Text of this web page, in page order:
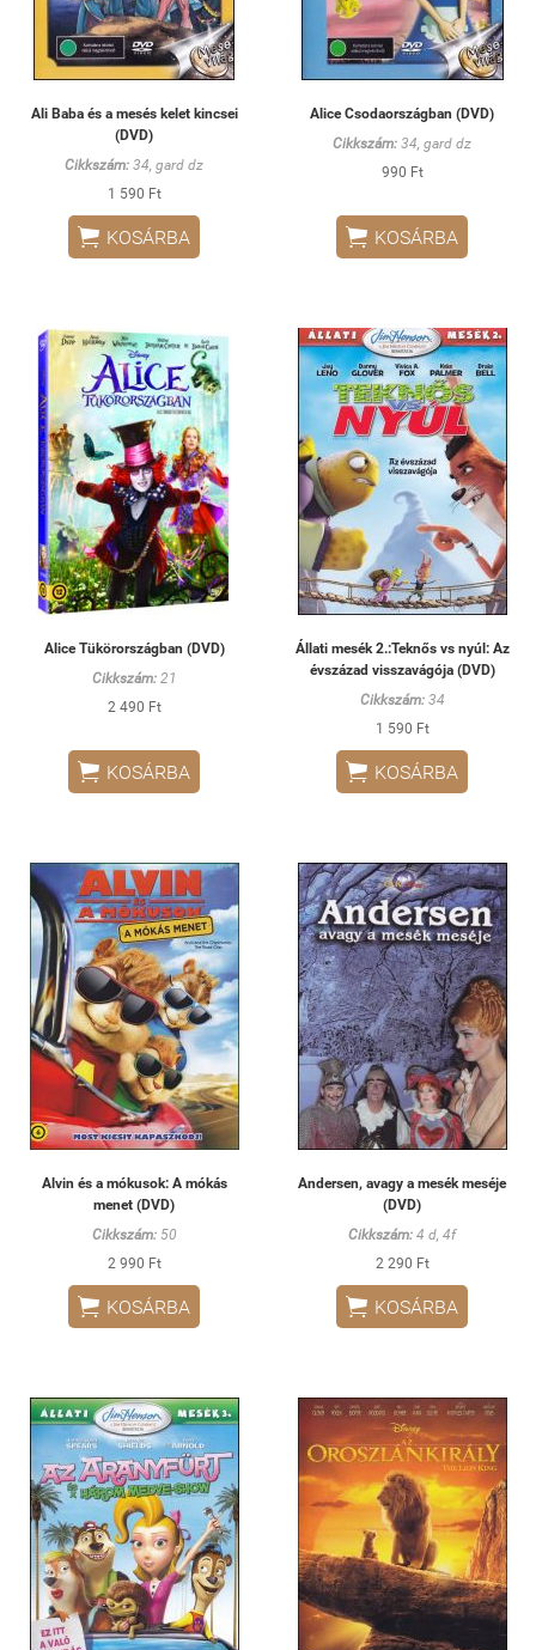
Ali Baba és a mesés kelet kincsei
(DVD)
Cikkszám: 34, gard dz
1 590 Ft
 KOSÁRBA
Alice Csodaországban (DVD)
Cikkszám: 34, gard dz
990 Ft
 KOSÁRBA
Alice Tükörországban (DVD)
Cikkszám:21
2 490 Ft
 KOSÁRBA
Állati mesék 2.:Teknős vs nyúl: Az
évszázad visszavágója (DVD)
Cikkszám:34
1 590 Ft
 KOSÁRBA
Alvin és a mókusok: A mókás
menet (DVD)
Cikkszám:50
2 990 Ft
 KOSÁRBA
Andersen, avagy a mesék meséje
(DVD)
Cikkszám: 4 d, 4f
2 290 Ft
 KOSÁRBA